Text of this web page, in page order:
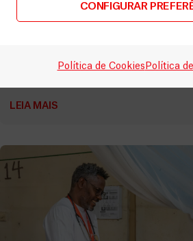
CONFIGURAR
Política de Cookies Política
20 Junho, 2026
LEIA MAIS